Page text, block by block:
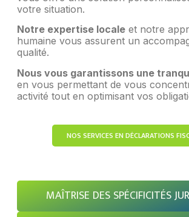
votre situation.
Notre expertise locale et notre
humaine vous assurent un
qualité.
Nous vous garantissons une
en vous permettant de vous
activité tout en optimisant vos
NOS SERVICES EN DÉCLARATIONS
MAÎTRISE DES SPÉCIFICITÉS